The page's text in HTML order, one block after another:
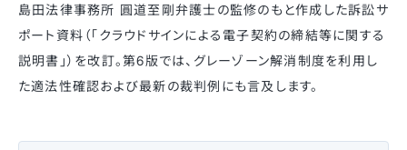
島田法律事務所 圓道至剛弁護士の監修のもと作成した訴訟サ
ポート資料（「クラウドサインによる電⼦契約の締結等に関する
説明書」）を改訂。第6版では、グレーゾーン解消制度を利用し
た適法性確認および最新の裁判例にも言及します。